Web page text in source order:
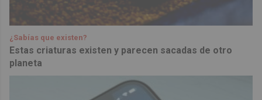
¿Sabías que existen?
Estas criaturas existen y parecen sacadas de otro
planeta